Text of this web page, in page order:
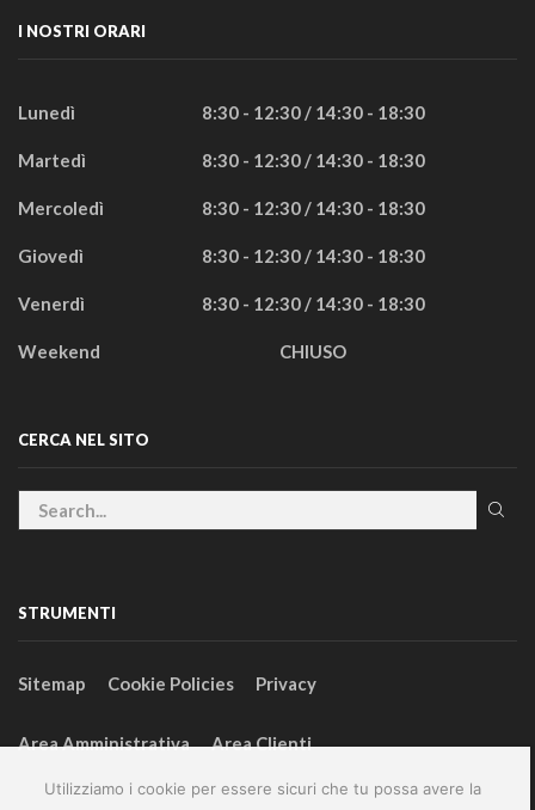
Utilizziamo i cookie per essere sicuri che tu possa avere la
I NOSTRI ORARI
Lunedì 8:30 - 12:30 / 14:30 - 18:30
Martedì 8:30 - 12:30 / 14:30 - 18:30
Mercoledì 8:30 - 12:30 / 14:30 - 18:30
Giovedì 8:30 - 12:30 / 14:30 - 18:30
Venerdì 8:30 - 12:30 / 14:30 - 18:30
Weekend CHIUSO
CERCA NEL SITO
STRUMENTI
Sitemap Cookie Policies Privacy
Area Amministrativa Area Clienti